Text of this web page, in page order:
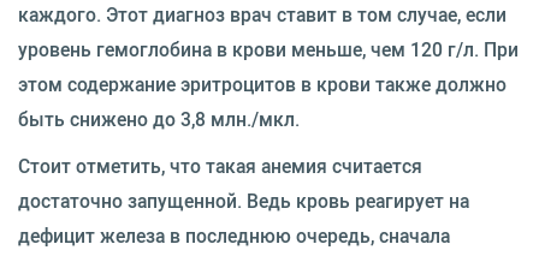
каждого. Этот диагноз врач ставит в том случае, если
уровень гемоглобина в крови меньше, чем 120 г/л. При
этом содержание эритроцитов в крови также должно
быть снижено до 3,8 млн./мкл.
Стоит отметить, что такая анемия считается
достаточно запущенной. Ведь кровь реагирует на
дефицит железа в последнюю очередь, сначала